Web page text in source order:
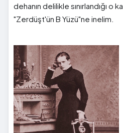
dehanın delilikle sınırlandığı o
"Zerdüşt'ün B Yüzü"ne inelim.